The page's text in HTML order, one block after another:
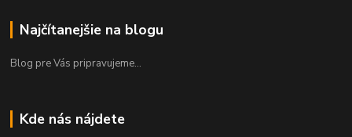
Najčítanejšie na blogu
Blog pre Vás pripravujeme...
Kde nás nájdete